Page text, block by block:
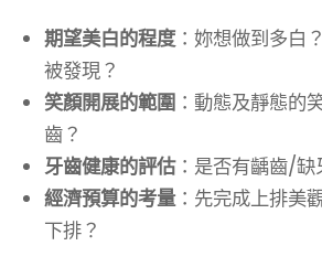
期望美白的程度：妳想做到多白
被發現？
笑顏開展的範圍 ：動態及靜態的
齒？
牙齒健康的評估：是否有齲齒/缺
經濟預算的考量：先完成上排美
下排？